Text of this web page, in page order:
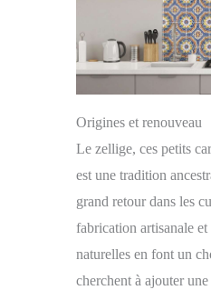
Origines et renouveau
Le zellige, ces petits
est une tradition
grand retour dans les
fabrication artisanale
naturelles en font un
cherchent à ajouter